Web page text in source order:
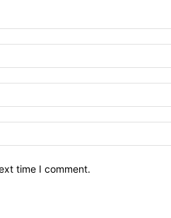
time I comment.